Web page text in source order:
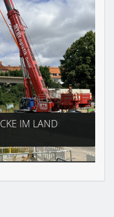
IM LAND